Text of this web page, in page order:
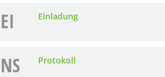
EI Einladung
NS Protokoll